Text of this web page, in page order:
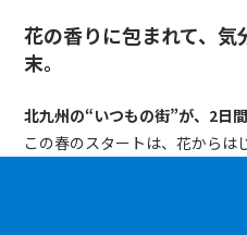
花の香りに包まれて、
末。
北九州の“いつもの街”が、 2日
この春のスタートは、花からは